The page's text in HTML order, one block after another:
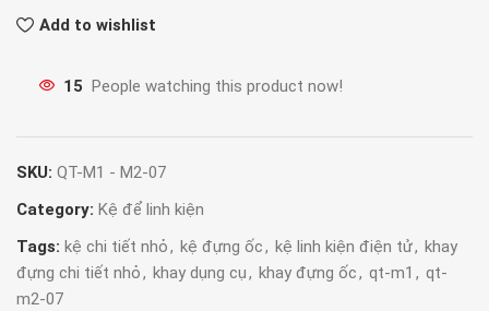
Add to wishlist
15 People watching this product now!
SKU: QT-M1 - M2-07
Category: Kệ để linh kiện
Tags: kệ chi tiết nhỏ, kệ đựng ốc, kệ linh kiện điện tử, khay
đựng chi tiết nhỏ, khay dụng cụ, khay đựng ốc, qt-m1 , qt-
m2-07